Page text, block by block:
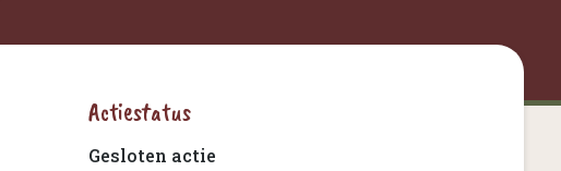
Actiestatus
Gesloten actie